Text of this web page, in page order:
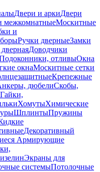
Двери и аркиДвери
межкомнатныеМоскитные
и
Ручки дверныеЗамки
Доводчики
отливыОкна
окнаМоскитные сетки
Крепежные
дюбелиСкобы,
Гайки,
ХомутыХимические
ШплинтыПружины
Декоративный
Армирующие
Экраны для
системыПотолочные